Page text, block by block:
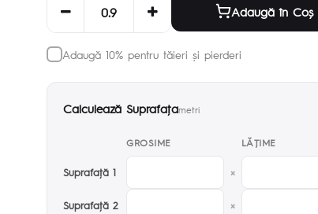
Adaugă în Coş
Adaugă 10% pentru tăieri și pierderi
Calculează Suprafaţametri
GROSIME LĂŢIME
Suprafaţă 1 ×
Suprafaţă 2 ×